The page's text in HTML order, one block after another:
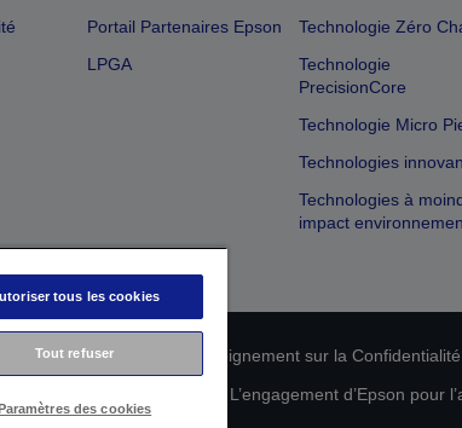
Portail Partenaires Epson
LPGA
Technologie Zéro
Technologie
PrecisionCore
Technologie Micro
Technologies
Technologies à
impact
Déclaration de Renseignement sur la Confidentialité
L’engagement d’Epson pour
tous les cookies
Tout refuser
des cookies